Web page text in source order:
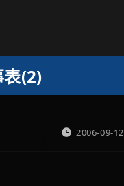
表(2)
2006-09-12